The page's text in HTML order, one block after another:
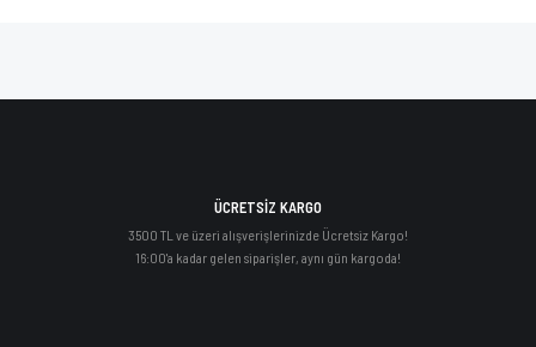
ÜCRETSİZ KARGO
3500 TL ve üzeri alışverişlerinizde Ücretsiz Kargo!
16:00'a kadar gelen siparişler, aynı gün kargoda!